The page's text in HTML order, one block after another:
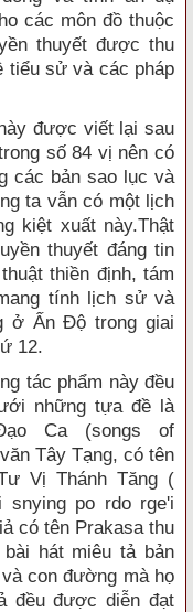
các môn đồ thuộc
thuyết được thu
tiểu sử và các pháp
được viết lại sau
số 84 vị nên có
các bản sao lục và
ta vẫn có một lịch
kiệt xuất này.Thật
thuyết đáng tin
thiền định, tám
tính lịch sử và
ở Ấn Ðộ trong giai
12.
tác phẩm này đều
những tựa đề là
Ca (songs of
Tây Tạng, có tên
Vị Thánh Tăng (
snying po rdo rge'i
có tên Prakasa thu
hát miêu tả bản
con đường mà họ
đều được diễn đạt